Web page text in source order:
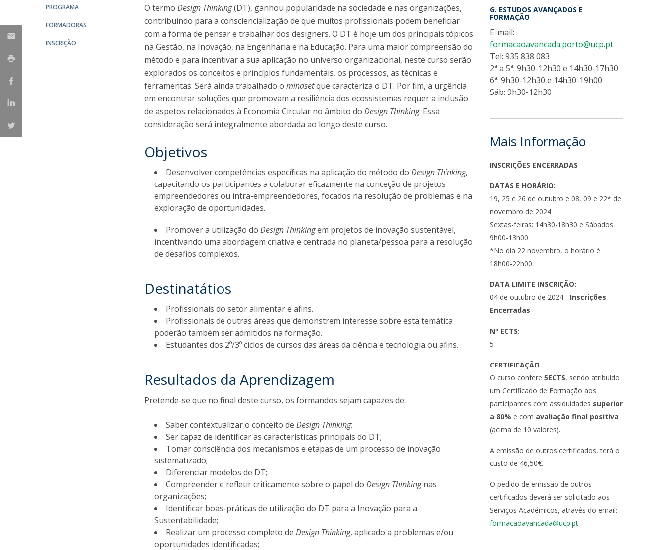
PROGRAMA
FORMADORAS
INSCRIÇÃO
O termoDesign Thinking(DT), ganhou popularidade na sociedade e nas organizações,
contribuindo para a consciencialização de que muitos profissionais podem beneficiar
com a forma de pensar e trabalhar dos designers. O DT é hoje um dos principais tópicos
na Gestão, na Inovação, na Engenharia e na Educação. Para uma maior compreensão do
método e para incentivar a sua aplicação no universo organizacional, neste curso serão
explorados os conceitos e princípios fundamentais, os processos, as técnicas e
ferramentas. Será ainda trabalhado omindsetque caracteriza o DT. Por fim, a urgência
em encontrar soluções que promovam a resiliência dos ecossistemas requer a inclusão
de aspetos relacionados à Economia Circular no âmbito doDesign Thinking. Essa
consideração será integralmente abordada ao longo deste curso.
Objetivos
Desenvolver competências específicas na aplicação do método doDesign Thinking,
capacitando os participantes a colaborar eficazmente na conceção de projetos
empreendedores ou intra-empreendedores, focados na resolução de problemas e na
exploração de oportunidades.
Promover a utilização doDesign Thinkingem projetos de inovação sustentável,
incentivando uma abordagem criativa e centrada no planeta/pessoa para a resolução
de desafios complexos.
Destinatátios
Profissionais do setor alimentar e afins.
Profissionais de outras áreas que demonstrem interesse sobre esta temática
poderão também ser admitidos na formação.
Estudantes dos 2º/3º ciclos de cursos das áreas da ciência e tecnologia ou afins.
Resultados da Aprendizagem
Pretende-se que no final deste curso, os formandos sejam capazes de:
Saber contextualizar o conceito deDesign Thinking;
Ser capaz de identificar as características principais do DT;
Tomar consciência dos mecanismos e etapas de um processo de inovação
sistematizado;
Diferenciar modelos de DT;
Compreender e refletir criticamente sobre o papel doDesign Thinkingnas
organizações;
Identificar boas-práticas de utilização do DT para a Inovação para a
Sustentabilidade;
Realizar um processo completo deDesign Thinking, aplicado a problemas e/ou
oportunidades identificadas;
G. ESTUDOS AVANÇADOS E
FORMAÇÃO
E-mail:
formacaoavancada.porto@ucp.pt
Tel: 935 838 083
2ª a 5ª: 9h30-12h30 e 14h30-17h30
6ª: 9h30-12h30 e 14h30-19h00
Sáb: 9h30-12h30
Mais Informação
INSCRIÇÕES ENCERRADAS
DATAS E HORÁRIO:
19, 25 e 26 de outubro e 08, 09 e 22* de
novembro de 2024
Sextas-feiras: 14h30-18h30 e Sábados:
9h00-13h00
*No dia 22 novembro, o horário é
18h00-22h00
DATA LIMITE INSCRIÇÃO:
04 de outubro de 2024 - Inscrições
Encerradas
Nº ECTS:
5
CERTIFICAÇÃO
O curso confere5ECTS, sendo atribuído
um Certificado de Formação aos
participantes com assiduidades superior
a 80% e com avaliação final positiva
(acima de 10 valores).
A emissão de outros certificados, terá o
custo de 46,50€.
O pedido de emissão de outros
certificados deverá ser solicitado aos
Serviços Académicos, através do email:
formacaoavancada@ucp.pt